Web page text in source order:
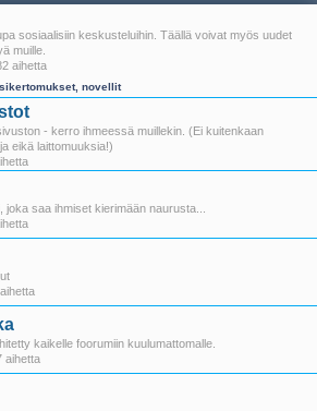
sosiaalisiin keskusteluihin. Täällä voivat myös uudet
muille.
aihetta
novellit
- kerro ihmeessä muillekin. (Ei kuitenkaan
eikä laittomuuksia!)
joka saa ihmiset kierimään naurusta...
kaikelle foorumiin kuulumattomalle.
aihetta